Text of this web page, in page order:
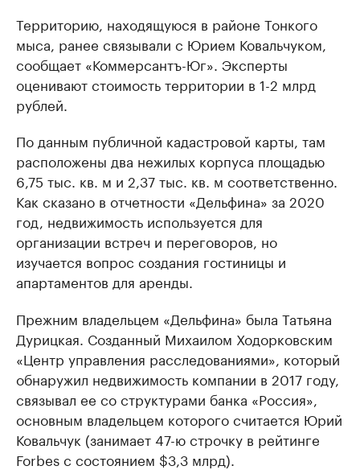
Территорию, находящуюся в районе Тонкого
мыса, ранее связывали с Юрием Ковальчуком,
сообщает «Коммерсантъ-Юг». Эксперты
оценивают стоимость территории в 1-2 млрд
рублей.
По данным публичной кадастровой карты, там
расположены два нежилых корпуса площадью
6,75 тыс. кв. м и 2,37 тыс. кв. м соответственно.
Как сказано в отчетности «Дельфина» за 2020
год, недвижимость используется для
организации встреч и переговоров, но
изучается вопрос создания гостиницы и
апартаментов для аренды.
Прежним владельцем «Дельфина» была Татьяна
Дурицкая. Созданный Михаилом Ходорковским
«Центр управления расследованиями», который
обнаружил недвижимость компании в 2017 году,
связывал ее со структурами банка «Россия»,
основным владельцем которого считается Юрий
Ковальчук (занимает 47-ю строчку в рейтинге
Forbes с состоянием $3,3 млрд).